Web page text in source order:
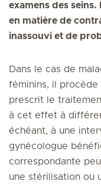
examens des
en matière de
inassouvi et de
Dans le cas de
féminins, il procède
prescrit le
à cet effet à
échéant, à une
gynécologue
correspondante
une stérilisation ou